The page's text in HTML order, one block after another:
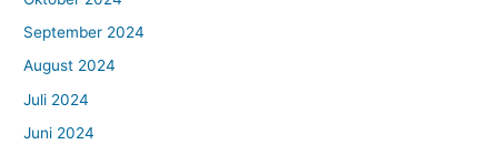
September 2024
August 2024
Juli 2024
Juni 2024